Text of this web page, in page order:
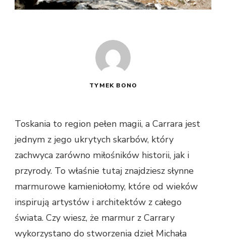
TYMEK BONO
Toskania to region pełen magii, a Carrara jest
jednym z jego ukrytych skarbów, który
zachwyca zarówno miłośników historii, jak i
przyrody. To właśnie tutaj znajdziesz słynne
marmurowe kamieniołomy, które od wieków
inspirują artystów i architektów z całego
świata. Czy wiesz, że marmur z Carrary
wykorzystano do stworzenia dzieł Michała